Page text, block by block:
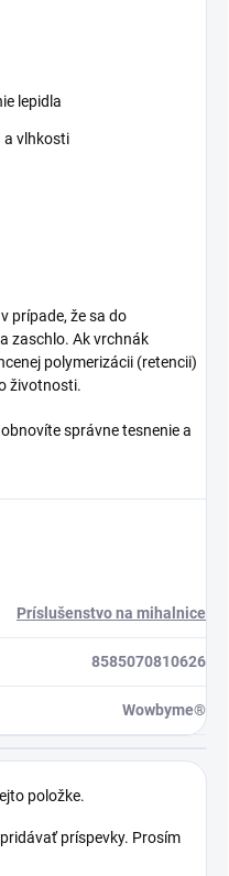
lepidla
a vlhkosti
prípade, že sa do
zaschlo. Ak vrchnák
polymerizácii (retencii)
životnosti.
správne tesnenie a
Príslušenstvo na mihalnice
8585070810626
Wowbyme®
položke.
príspevky. Prosím